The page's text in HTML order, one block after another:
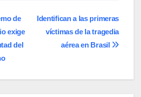
Identifican a las primeras
víctimas de la tragedia
aérea en Brasil
de
exige
del